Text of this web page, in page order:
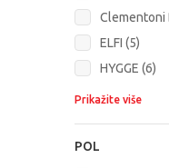
Clementoni
ELFI (5)
HYGGE (6)
Prikažite više
POL